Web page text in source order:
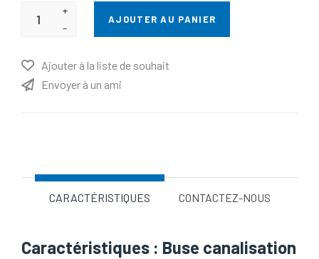
+
-
AJOUTER AU PANIER
Ajouter à la liste de souhait
Envoyer à un ami
CARACTÉRISTIQUES CONTACTEZ-NOUS
Caractéristiques : Buse canalisation